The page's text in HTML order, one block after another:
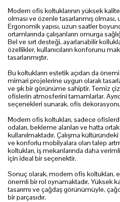
Modern ofis koltuklarının yüksek
olması ve özenle tasarlanmış
Ergonomik yapısı, uzun saatler
ortamlarında çalışanların omurga
Bel ve sırt desteği, ayarlanabilir
özellikler, kullanıcıların konforunu
tasarlanmıştır.
Bu koltukların estetik açıdan da
mimari projelerine uygun olarak
ve şık bir görünüme sahiptir. Temiz
ofislerin atmosferini tamamlarlar.
seçenekleri sunarak, ofis
Modern ofis koltukları, sadece
odaları, bekleme alanları ve hatta
kullanılmaktadır. Çalışma
ve konforlu mobilyalara olan talep
koltukları, iş mekanlarında daha
için ideal bir seçenektir.
Sonuç olarak, modern ofis koltukları,
önemli bir rol oynamaktadır. Yüksek
tasarımı ve çağdaş görünümüyle,
bir parçasıdır.